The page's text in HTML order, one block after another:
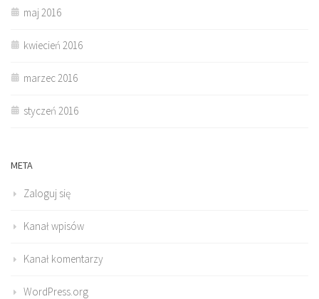
maj 2016
kwiecień 2016
marzec 2016
styczeń 2016
META
Zaloguj się
Kanał wpisów
Kanał komentarzy
WordPress.org